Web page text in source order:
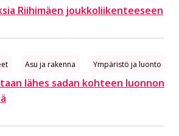
Riihimäen joukkoliikenteeseen
Asu ja rakenna Ympäristö ja luonto
lähes sadan kohteen luonnon